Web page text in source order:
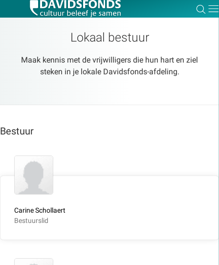
Lokaal bestuur
Maak kennis met de vrijwilligers die hun hart en ziel
steken in je lokale Davidsfonds-afdeling.
Bestuur
Carine Schollaert
Bestuurslid
Zoeken